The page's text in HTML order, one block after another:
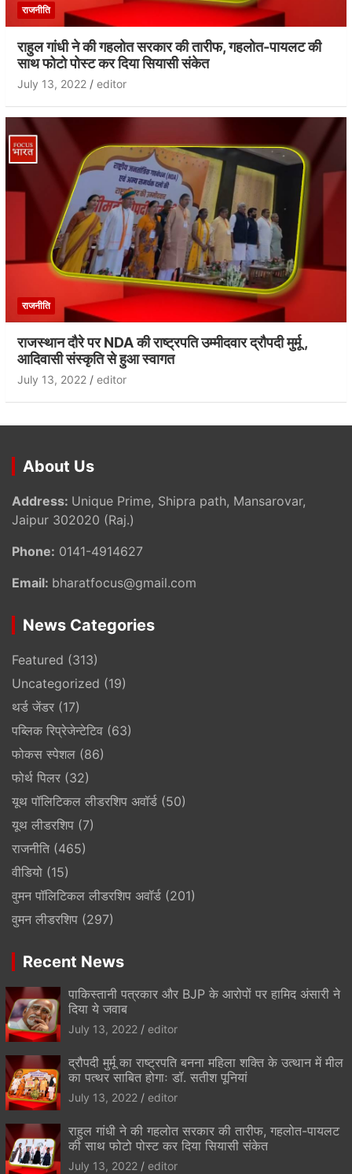
राजनीति
राहुल गांधी ने की गहलोत सरकार की तारीफ, गहलोत-पायलट की
साथ फोटो पोस्ट कर दिया सियासी संकेत
July 13, 2022 editor
राजनीति
राजस्थान दौरे पर NDA की राष्ट्रपति उम्मीदवार द्रौपदी मुर्मू ,
आदिवासी संस्कृति से हुआ स्वागत
July 13, 2022 editor
About Us
Address: Unique Prime, Shipra path, Mansarovar,
Jaipur 302020 (Raj.)
Phone: 0141-4914627
Email: bharatfocus@gmail.com
News Categories
Featured (313)
Uncategorized (19)
थर्ड जेंडर (17)
पब्लिक रिप्रेजेन्टेटिव (63)
फोकस स्पेशल (86)
फोर्थ पिलर (32)
यूथ पॉलिटिकल लीडरशिप अवॉर्ड (50)
यूथ लीडरशिप (7)
राजनीति (465)
वीडियो (15)
वुमन पॉलिटिकल लीडरशिप अवॉर्ड (201)
वुमन लीडरशिप (297)
Recent News
पाकिस्तानी पत्रकार और BJP के आरोपों पर हामिद अंसारी ने
दिया ये जवाब
July 13, 2022 editor
द्रौपदी मुर्मू का राष्ट्रपति बनना महिला शक्ति के उत्थान में मील
का पत्थर साबित होगाः डॉ. सतीश पूनियां
July 13, 2022 editor
राहुल गांधी ने की गहलोत सरकार की तारीफ, गहलोत-पायलट
की साथ फोटो पोस्ट कर दिया सियासी संकेत
July 13, 2022 editor